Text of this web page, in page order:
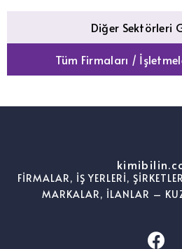
Diğer Sektörleri
Tüm Firmaları /
FİRMALAR, İŞ YERLERİ,
MARKALAR, İLANLAR –